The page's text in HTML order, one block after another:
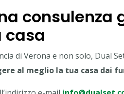
consulenza
casa
di Verona e non solo, Dual
al meglio la tua casa dai